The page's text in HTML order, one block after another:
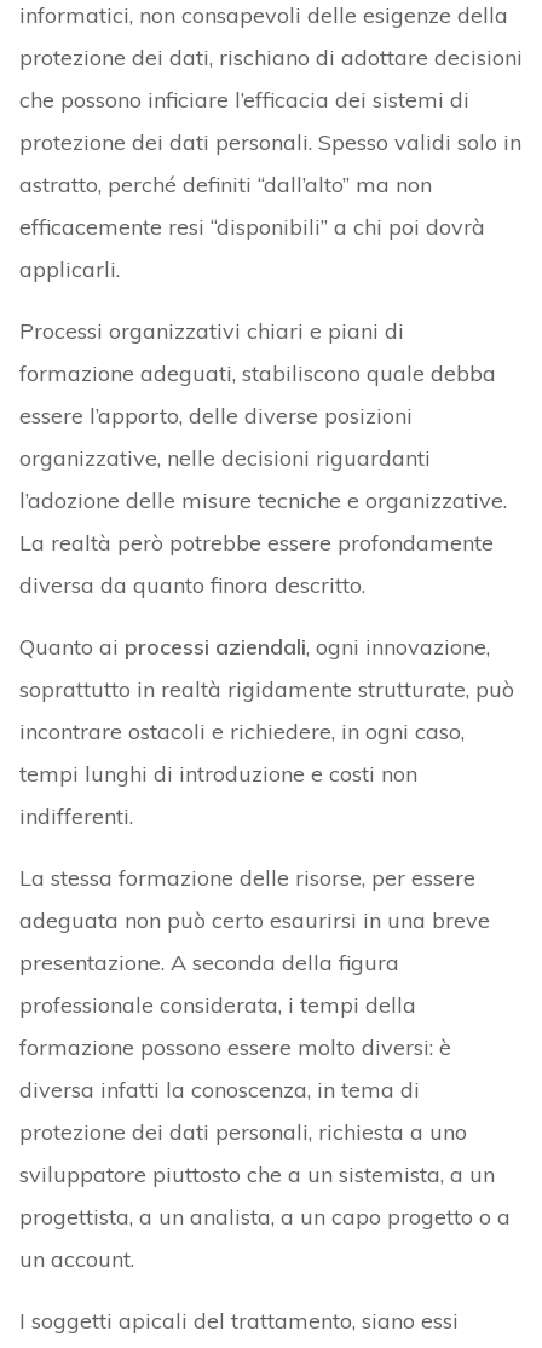
informatici, non consapevoli delle esigenze della
protezione dei dati, rischiano di adottare decisioni
che possono inficiare l’efficacia dei sistemi di
protezione dei dati personali. Spesso validi solo in
astratto, perché definiti “dall’alto” ma non
efficacemente resi “disponibili” a chi poi dovrà
applicarli.
Processi organizzativi chiari e piani di
formazione adeguati, stabiliscono quale debba
essere l’apporto, delle diverse posizioni
organizzative, nelle decisioni riguardanti
l’adozione delle misure tecniche e organizzative.
La realtà però potrebbe essere profondamente
diversa da quanto finora descritto.
Quanto ai processi aziendali, ogni innovazione,
soprattutto in realtà rigidamente strutturate, può
incontrare ostacoli e richiedere, in ogni caso,
tempi lunghi di introduzione e costi non
indifferenti.
La stessa formazione delle risorse, per essere
adeguata non può certo esaurirsi in una breve
presentazione. A seconda della figura
professionale considerata, i tempi della
formazione possono essere molto diversi: è
diversa infatti la conoscenza, in tema di
protezione dei dati personali, richiesta a uno
sviluppatore piuttosto che a un sistemista, a un
progettista, a un analista, a un capo progetto o a
un account.
I soggetti apicali del trattamento, siano essi